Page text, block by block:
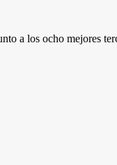
a los ocho mejores